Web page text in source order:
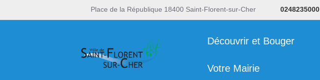
Place de la République 18400 Saint-Florent-sur-Cher 0248235000
Découvrir et Bouger
Votre Mairie